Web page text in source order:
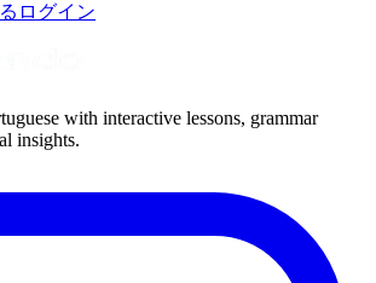
ログイン
with interactive lessons, grammar
insights.